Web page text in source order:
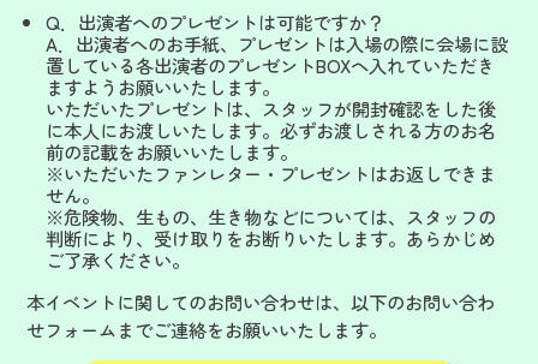
Q．出演者へのプレゼントは可能ですか？
A．出演者へのお手紙、プレゼントは入場の際に会場に設
置している各出演者のプレゼントBOXヘ入れていただき
ますようお願いいたします。
いただいたプレゼントは、スタッフが開封確認をした後
に本人にお渡しいたします。必ずお渡しされる方のお名
前の記載をお願いいたします。
※いただいたファンレター・プレゼントはお返しできま
せん。
※危険物、生もの、生き物などについては、スタッフの
判断により、受け取りをお断りいたします。あらかじめ
ご了承ください。
本イベントに関してのお問い合わせは、以下のお問い合わ
せフォームまでご連絡をお願いいたします。